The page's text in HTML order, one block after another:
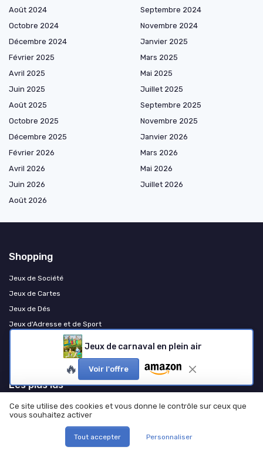
Jeux de carnaval en plein air
🔥 Voir l'offre
Août 2024
Septembre 2024
Octobre 2024
Novembre 2024
Décembre 2024
Janvier 2025
Février 2025
Mars 2025
Avril 2025
Mai 2025
Juin 2025
Juillet 2025
Août 2025
Septembre 2025
Octobre 2025
Novembre 2025
Décembre 2025
Janvier 2026
Février 2026
Mars 2026
Avril 2026
Mai 2026
Juin 2026
Juillet 2026
Août 2026
Shopping
Jeux de Société
Jeux de Cartes
Jeux de Dés
Jeux d'Adresse et de Sport
Jeux de Figurines et Wargames
Jeux de construction & LEGO
Les plus lus
Les règles captivantes de la belote à deux
Comment organiser un cluedo géant avec un scénario PDF gratuit
Ce site utilise des cookies et vous donne le contrôle sur ceux que
vous souhaitez activer
Tout accepter Personnaliser